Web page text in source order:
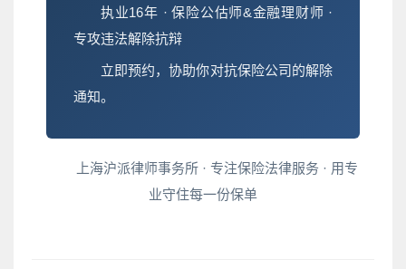
执业16年 · 保险公估师&金融理财师 ·
专攻违法解除抗辩
立即预约，协助你对抗保险公司的解除
通知。
上海沪派律师事务所 · 专注保险法律服务 · 用专
业守住每一份保单